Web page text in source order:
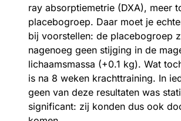
ray absorptiemetrie (DXA), meer
placebogroep. Daar moet je
bij voorstellen: de placebogroep
nagenoeg geen stijging in de
lichaamsmassa (+0.1 kg). Wat
is na 8 weken krachttraining. In
geen van deze resultaten was
significant: zij konden dus ook